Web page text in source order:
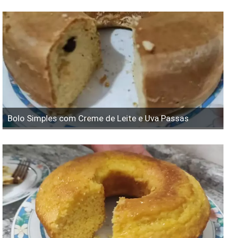
Bolo Simples com Creme de Leite e Uva Passas